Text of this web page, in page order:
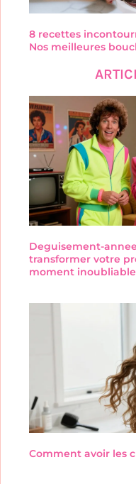
8 recettes
Nos meilleures
Deguisement-
transformer votre
moment inoubliable
Comment avoir les